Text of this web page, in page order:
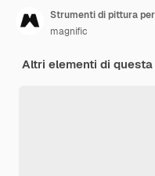
Strumenti di pittura
magnific
Altri elementi di